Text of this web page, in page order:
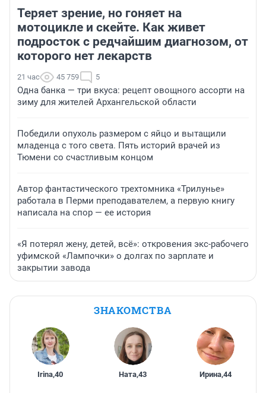
Теряет зрение, но гоняет на
мотоцикле и скейте. Как живет
подросток с редчайшим диагнозом, от
которого нет лекарств
21 час 45 759 5
Одна банка — три вкуса: рецепт овощного ассорти на
зиму для жителей Архангельской области
Победили опухоль размером с яйцо и вытащили
младенца с того света. Пять историй врачей из
Тюмени со счастливым концом
Автор фантастического трехтомника «Трилунье»
работала в Перми преподавателем, а первую книгу
написала на спор — ее история
«Я потерял жену, детей, всё»: откровения экс-рабочего
уфимской «Лампочки» о долгах по зарплате и
закрытии завода
ЗНАКОМСТВА
Irina,40 Ната,43 Ирина,44